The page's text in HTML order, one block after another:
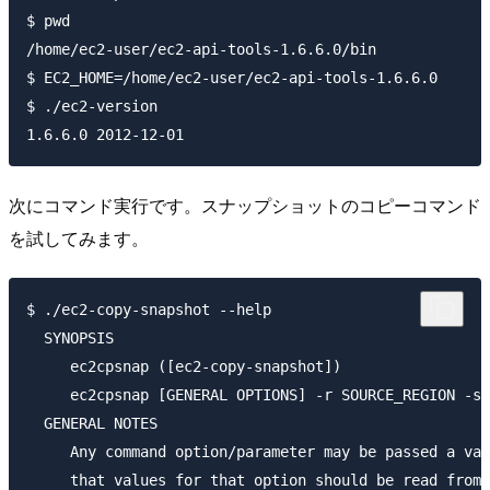
$ pwd
/home/ec2-user/ec2-api-tools-1.6.6.0/bin
$ EC2_HOME=/home/ec2-user/ec2-api-tools-1.6.6.0
$ ./ec2-version
次にコマンド実行です。スナップショットのコピーコマンド
を試してみます。
$ ./ec2-copy-snapshot --help
  SYNOPSIS
     ec2cpsnap ([ec2-copy-snapshot])
ec2cpsnap [GENERAL OPTIONS] -r SOURCE_REGION -
  GENERAL NOTES
Any command option/parameter may be passed a
that values for that option should be read from